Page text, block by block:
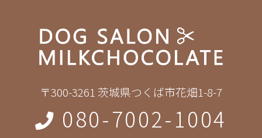
〒300-3261 茨城県つくば市花畑1-8-7
080-7002-1004